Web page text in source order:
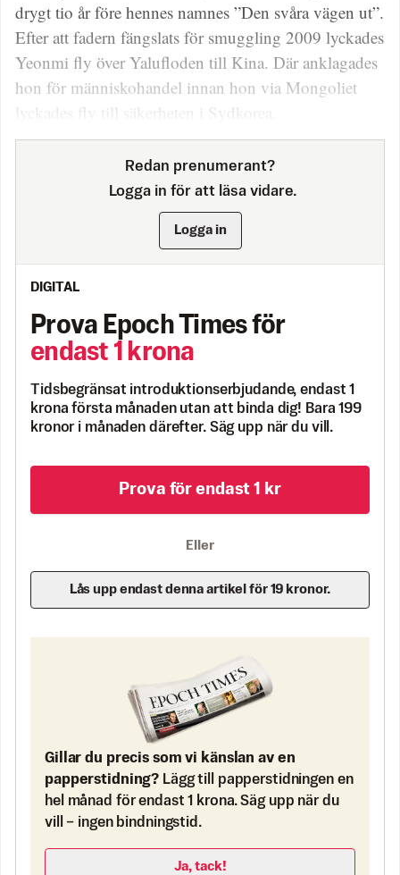
drygt tio år före hennes namnes ”Den svåra vägen ut”.
Efter att fadern fängslats för smuggling 2009 lyckades
Yeonmi fly över Yalufloden till Kina. Där anklagades
hon för människohandel innan hon via Mongoliet
lyckades fly till säkerheten i Sydkorea.
Redan prenumerant?
Logga in för att läsa vidare.
Logga in
DIGITAL
Prova Epoch Times för
endast 1 krona
Tidsbegränsat introduktionserbjudande, endast 1
krona första månaden utan att binda dig! Bara 199
kronor i månaden därefter. Säg upp när du vill.
Prova för endast 1 kr
Eller
Lås upp endast denna artikel för 19 kronor.
Gillar du precis som vi känslan av en
papperstidning? Lägg till papperstidningen en
hel månad för endast 1 krona. Säg upp när du
vill – ingen bindningstid.
Ja, tack!